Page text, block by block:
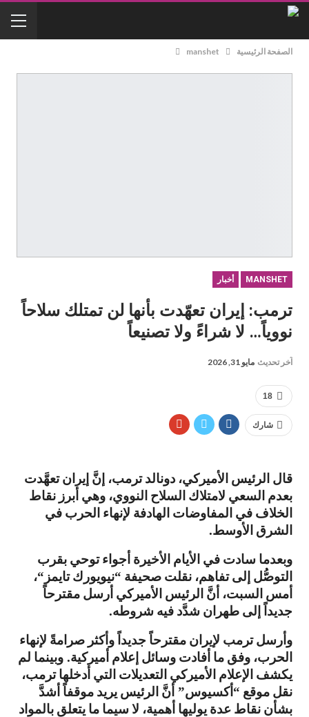
الصفحة الرئيسية manshet
MANSHET أخبار
ترمب: إيران تعهّدت بأنها لن تمتلك سلاحاً
نووياً… لا شراءً ولا تصنيعاً
آخر تحديث مايو 31, 2026
18
شارك
قال الرئيس الأميركي، دونالد ترمب، إنَّ إيران تعهَّدت
بعدم السعي لامتلاك السلاح النووي، وهي أبرز نقاط
الخلاف في المفاوضات الهادفة لإنهاء الحرب في
الشرق الأوسط.
وبعدما سادت في الأيام الأخيرة أجواء توحي بقرب
التوصُّل إلى تفاهم، نقلت صحيفة “نيويورك تايمز “،
أمس السبت، أنَّ الرئيس الأميركي أرسل مقترحاً
جديداً إلى طهران شدَّد فيه شروطه.
وأرسل ترمب لإيران مقترحاً جديداً وأكثر صرامةً لإنهاء
الحرب، وفق ما أفادت وسائل إعلام أميركية. وبينما لم
يكشف الإعلام الأميركي التعديلات التي أدخلها ترمب،
نقل موقع “ أكسيوس” أنَّ الرئيس يريد موقفاً أشدَّ
بشأن نقاط عدة يوليها أهمية، لا سيما ما يتعلق بالمواد